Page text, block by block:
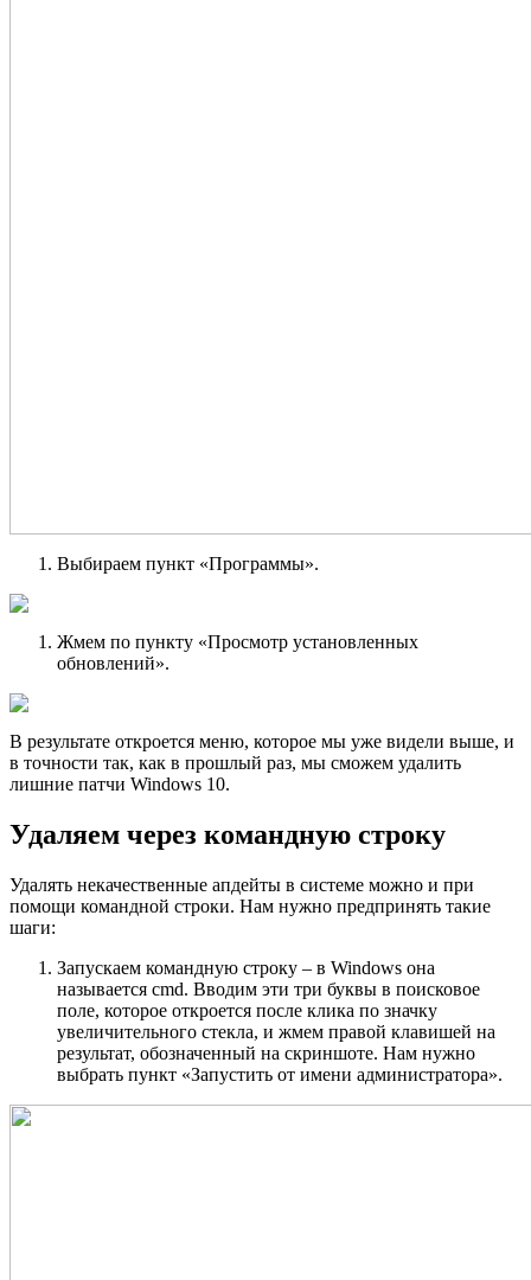
Выбираем пункт «Программы».
Жмем по пункту «Просмотр установленных
обновлений».
В результате откроется меню, которое мы уже видели выше, и
в точности так, как в прошлый раз, мы сможем удалить
лишние патчи Windows 10.
Удаляем через командную строку
Удалять некачественные апдейты в системе можно и при
помощи командной строки. Нам нужно предпринять такие
шаги:
Запускаем командную строку – в Windows она
называется cmd. Вводим эти три буквы в поисковое
поле, которое откроется после клика по значку
увеличительного стекла, и жмем правой клавишей на
результат, обозначенный на скриншоте. Нам нужно
выбрать пункт «Запустить от имени администратора».